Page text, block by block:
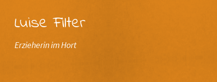
Luise Filter
Erzieherin im Hort